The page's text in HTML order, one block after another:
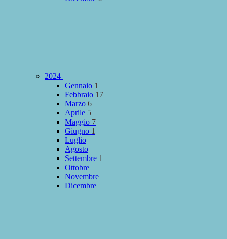
2024
Gennaio 1
Febbraio 17
Marzo 6
Aprile 5
Maggio 7
Giugno 1
Luglio
Agosto
Settembre 1
Ottobre
Novembre
Dicembre